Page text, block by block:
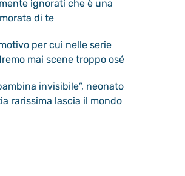
ignorati che è una
di te
per cui nelle serie
mai scene troppo osé
invisibile”, neonato
rarissima lascia il mondo